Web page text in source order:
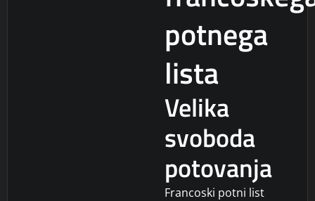
potnega
lista
Velika
svoboda
potovanja
Francoski potni list